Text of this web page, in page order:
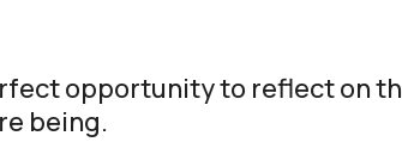
opportunity to reflect on
being.